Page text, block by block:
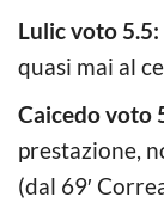
Lulic voto 5.5:
quasi mai al
Caicedo voto
prestazione,
(dal 69′